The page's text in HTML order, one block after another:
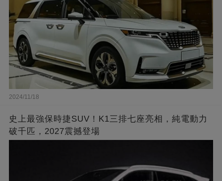
2024/11/18
史上最強保時捷SUV！K1三排七座亮相，純電動力
破千匹，2027震撼登場